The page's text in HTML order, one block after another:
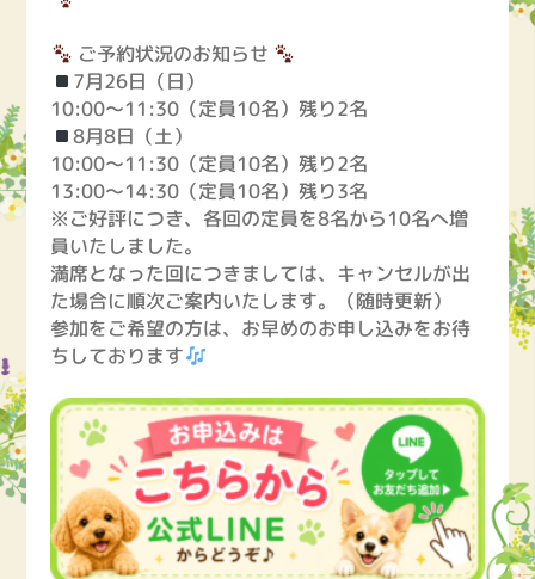
ご予約状況のお知らせ
7月26日（日）
10:00〜11:30（定員10名）残り2名
8月8日（土）
10:00〜11:30（定員10名）残り2名
13:00〜14:30（定員10名）残り3名
※ご好評につき、各回の定員を8名から10名へ増
員いたしました。
満席となった回につきましては、キャンセルが出
た場合に順次ご案内いたします。（随時更新）
参加をご希望の方は、お早めのお申し込みをお待
ちしております